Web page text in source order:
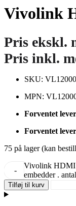
Vivolink
Pris ekskl.
Pris inkl.
SKU:
MPN:
Forventet
Forventet
75 på lager (kan
-
Vivolink HDMI
embedder . antal
Tilføj til kurv